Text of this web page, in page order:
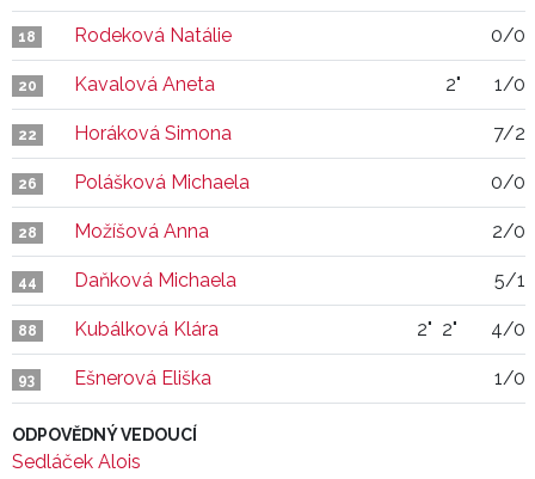
18 Rodeková Natálie 0/0
20 Kavalová Aneta 2" 1/0
22 Horáková Simona 7/2
26 Polášková Michaela 0/0
28 Možíšová Anna 2/0
44 Daňková Michaela 5/1
88 Kubálková Klára 2" 2" 4/0
93 Ešnerová Eliška 1/0
ODPOVĚDNÝ VEDOUCÍ
Sedláček Alois